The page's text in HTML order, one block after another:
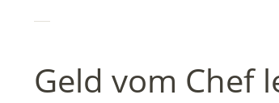
Geld vom Chef